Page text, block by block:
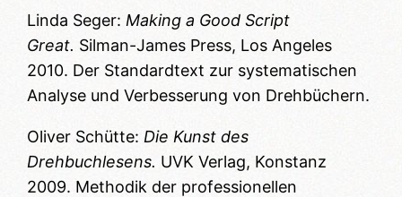
Linda Seger: Making a Good Script
Great. Silman-James Press, Los Angeles
2010. Der Standardtext zur systematischen
Analyse und Verbesserung von Drehbüchern.
Oliver Schütte: Die Kunst des
Drehbuchlesens. UVK Verlag, Konstanz
2009. Methodik der professionellen